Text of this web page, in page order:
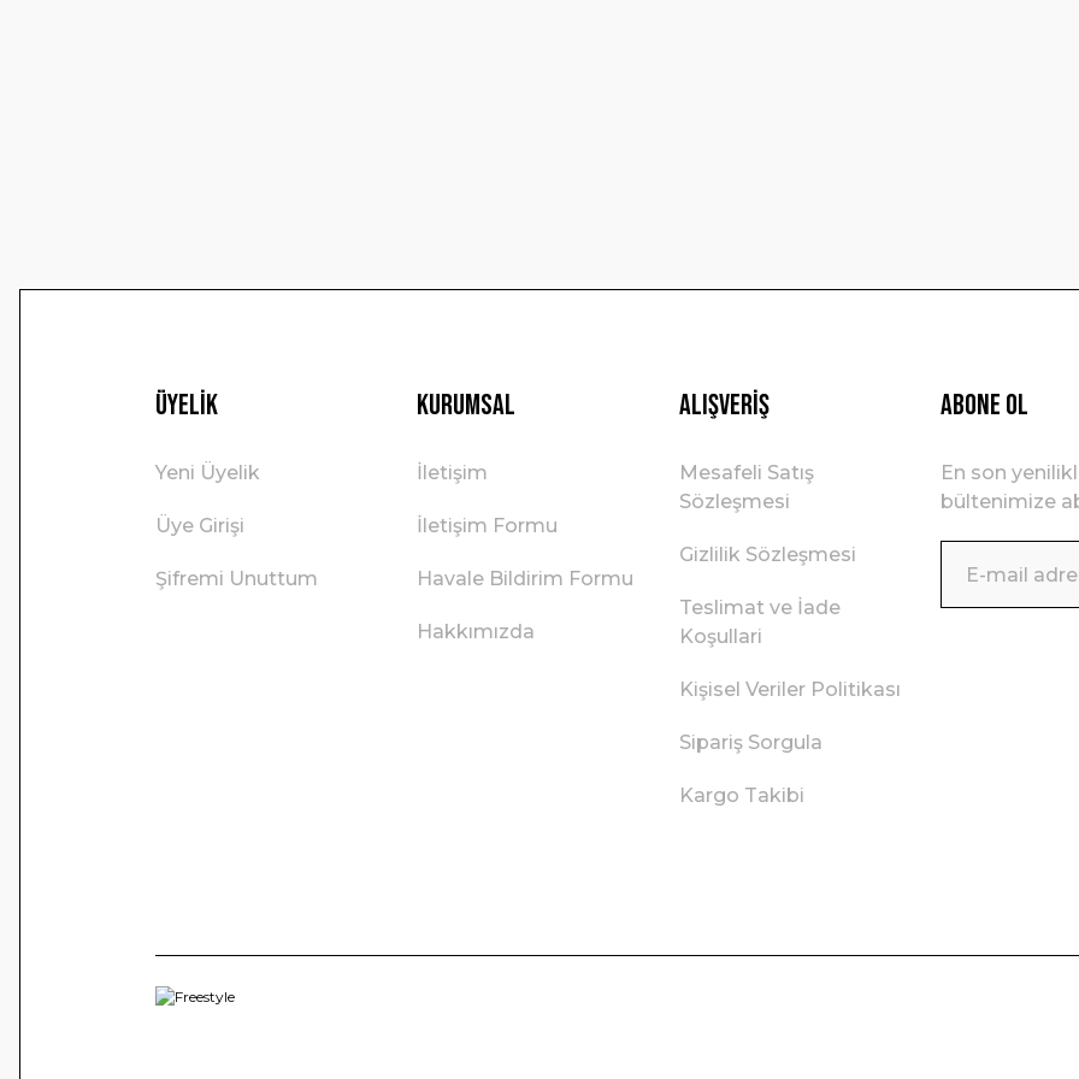
Üyelik
Yeni Üyelik
Üye Girişi
Şifremi Unuttum
Kurumsal
İletişim
İletişim Formu
Havale Bildirim Formu
Hakkımızda
Alışveriş
Mesafeli Satış
Sözleşmesi
Gizlilik Sözleşmesi
Teslimat ve İade
Koşullari
Kişisel Veriler Politikası
Sipariş Sorgula
Kargo Takibi
ABONE OL
En son
bültenimize